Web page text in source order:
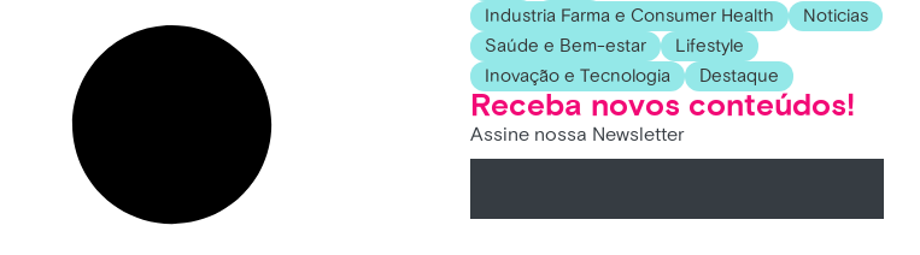
Industria Farma e Consumer Health
Noticias
Saúde e Bem-estar
Lifestyle
Inovação e Tecnologia
Destaque
Receba novos conteúdos!
Assine nossa Newsletter